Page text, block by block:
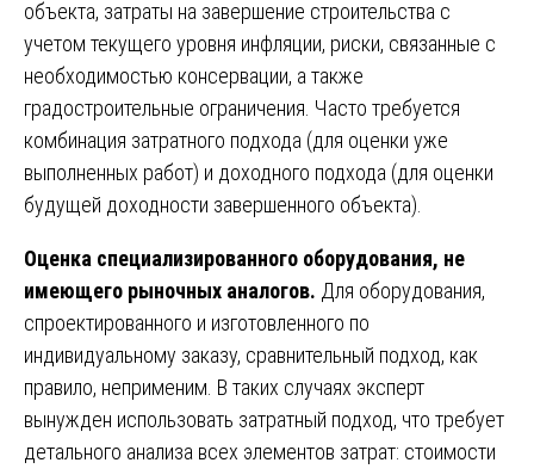
объекта, затраты на завершение строительства с
учетом текущего уровня инфляции, риски, связанные с
необходимостью консервации, а также
градостроительные ограничения. Часто требуется
комбинация затратного подхода (для оценки уже
выполненных работ) и доходного подхода (для оценки
будущей доходности завершенного объекта).
Оценка специализированного оборудования, не
имеющего рыночных аналогов. Для оборудования,
спроектированного и изготовленного по
индивидуальному заказу, сравнительный подход, как
правило, неприменим. В таких случаях эксперт
вынужден использовать затратный подход, что требует
детального анализа всех элементов затрат: стоимости